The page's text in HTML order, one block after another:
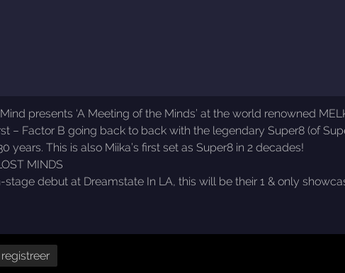
presents ‘A Meeting of the Minds’ at the world renowned
– Factor B going back to back with the legendary Super8 (of
years. This is also Miika’s first set as Super8 in 2 decades!
MINDS
stage debut at Dreamstate In LA, this will be their 1 & only
registreer